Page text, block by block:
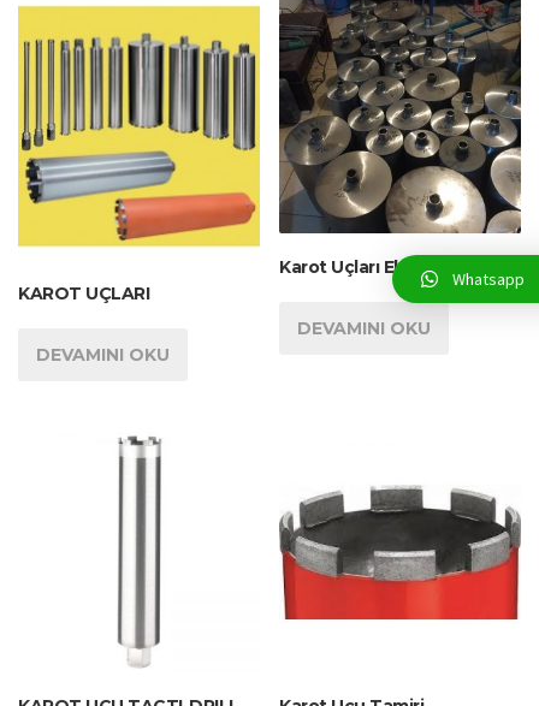
KAROT UÇLARI
DEVAMINI OKU
Karot Uçları Elmaslı Delme
DEVAMINI OKU
Whatsapp